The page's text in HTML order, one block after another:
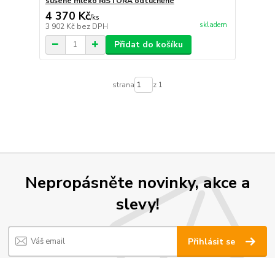
4 370 Kč/ks
3 902 Kč bez DPH skladem
Přidat do košíku
strana z 1
Nepropásněte novinky, akce a
slevy!
Přihlásit se